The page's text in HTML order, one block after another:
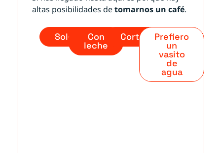
altas posibilidades detomarnos un café.
Solo Con
leche
CortadoPrefiero
un
vasito
de
agua